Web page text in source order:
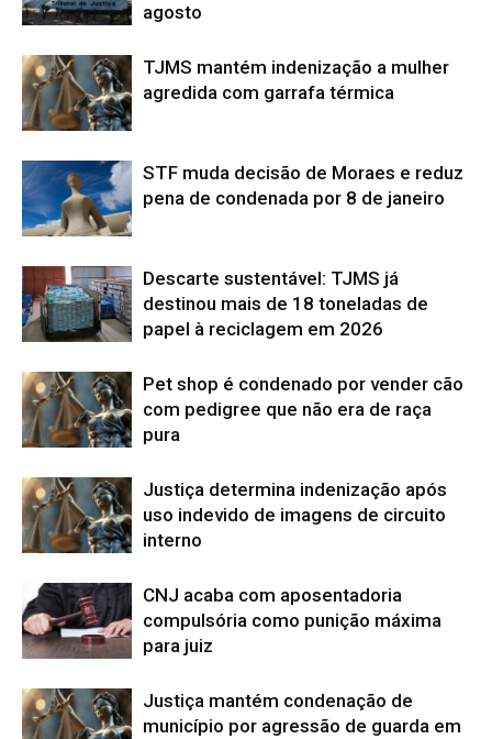
agosto
TJMS mantém indenização a mulher
agredida com garrafa térmica
STF muda decisão de Moraes e reduz
pena de condenada por 8 de janeiro
Descarte sustentável: TJMS já
destinou mais de 18 toneladas de
papel à reciclagem em 2026
Pet shop é condenado por vender cão
com pedigree que não era de raça
pura
Justiça determina indenização após
uso indevido de imagens de circuito
interno
CNJ acaba com aposentadoria
compulsória como punição máxima
para juiz
Justiça mantém condenação de
município por agressão de guarda em